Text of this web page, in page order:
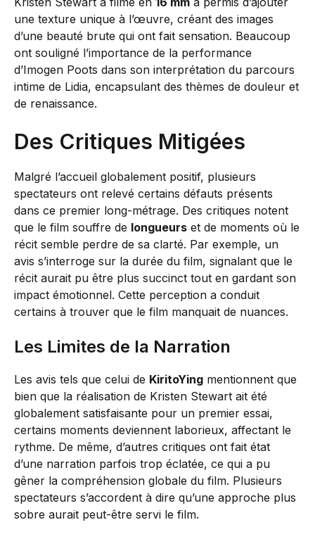
une texture unique à l’œuvre, créant des images
d’une beauté brute qui ont fait sensation. Beaucoup
ont souligné l’importance de la performance
d’Imogen Poots dans son interprétation du parcours
intime de Lidia, encapsulant des thèmes de douleur et
de renaissance.
Des Critiques Mitigées
Malgré l’accueil globalement positif, plusieurs
spectateurs ont relevé certains défauts présents
dans ce premier long-métrage. Des critiques notent
que le film souffre de longueurs et de moments où le
récit semble perdre de sa clarté. Par exemple, un
avis s’interroge sur la durée du film, signalant que le
récit aurait pu être plus succinct tout en gardant son
impact émotionnel. Cette perception a conduit
certains à trouver que le film manquait de nuances.
Les Limites de la Narration
Les avis tels que celui de KiritoYing mentionnent que
bien que la réalisation de Kristen Stewart ait été
globalement satisfaisante pour un premier essai,
certains moments deviennent laborieux, affectant le
rythme. De même, d’autres critiques ont fait état
d’une narration parfois trop éclatée, ce qui a pu
gêner la compréhension globale du film. Plusieurs
spectateurs s’accordent à dire qu’une approche plus
sobre aurait peut-être servi le film.